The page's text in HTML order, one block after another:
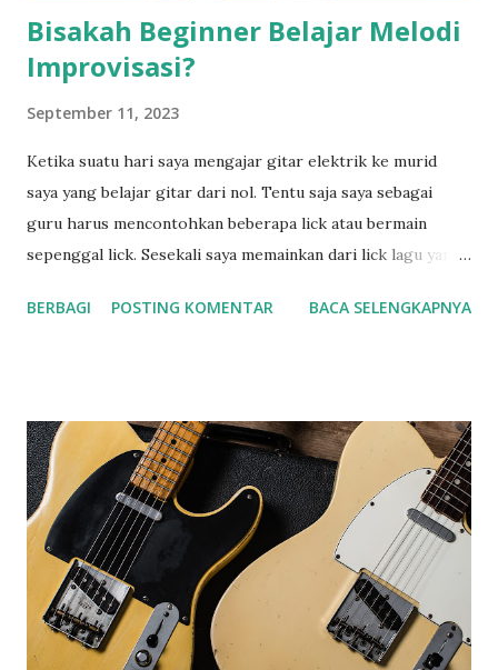
Bisakah Beginner Belajar Melodi
Improvisasi?
September 11, 2023
Ketika suatu hari saya mengajar gitar elektrik ke murid
saya yang belajar gitar dari nol. Tentu saja saya sebagai
guru harus mencontohkan beberapa lick atau bermain
sepenggal lick. Sesekali saya memainkan dari lick lagu yang
improvisasi. Hal ini ternyata membuat murid-murid saya
belajar melodi improvisasi di awal-awal belajar gitar? Jujur
aja tentu bisa, walaupun tidak saya rekomdasinya. Karena
memang pada umumnya bagi mereka target mereka belajar
gitar pada saat itu adalah untuk memainkan lagu-lagu
orang. Dan mereka juga melihat bermain melodi itu sesuatu
yang tampak sulit. Lalu kenapa (saya) tidak mengajarkan
bermain melodi improvisasi di awal-awal belajar gitar? Jika
seseorang sebelum belajar gitar sudah tidak asing dengan
BERBAGI POSTING KOMENTAR BACA SELENGKAPNYA